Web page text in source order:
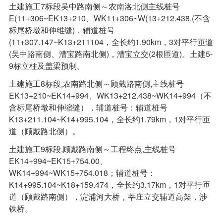
土建施工7标段吴中路南侧～农南洛北侧主线桩号
E(11+306~EK13+210、WK11+306~W(13+212.438.(不含
标尾桥墩和伸维缝)，辅道桩号
(11+307.147~K13+211104，全长约1.90km，3对平行匝道
(吴中路南侧、漕宝路南北侧)，漕宝立交(2根匝道)。土建5-
9标立柱及盖梁预制。
土建施工8标段,农南路北侧～顾戴路南侧,主线桩号
EK13+210~EK14+994、WK13+212.438~WK14+994（不
含标尾桥墩和伸缩缝），辅道桩号：辅道桩号
K13+211.104~K14+995.104，全长约1.79km，1对平行匝
道（顾戴路北侧）。
土建施工9标段,顾戴路南侧～工程终点,主线桩号
EK14+994~EK15+754.00、
WK14+994~WK15+754.018；辅道桩号：
K14+995.104~K18+159.474，全长约3.17km，1对平行匝
道（顾戴路南侧），淀浦河大桥，莘庄立交辅道高架，涉
铁桥。